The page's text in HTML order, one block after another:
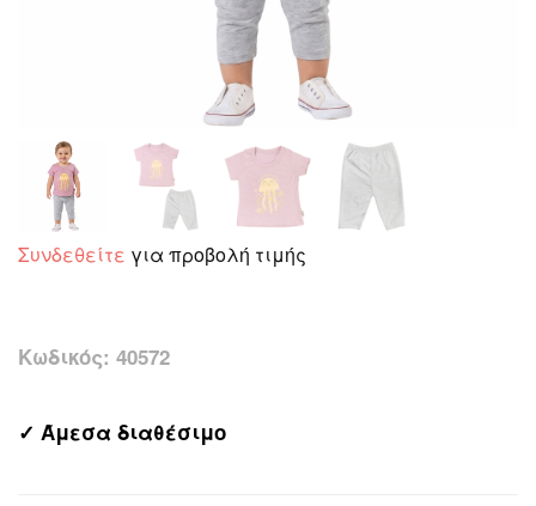
Συνδεθείτε για προβολή τιμής
Κωδικός: 40572
✓ Άμεσα διαθέσιμο